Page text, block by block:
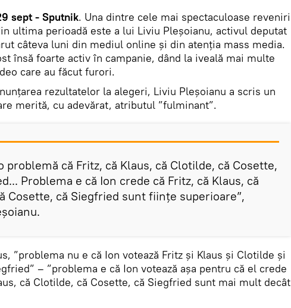
sept - Sputnik. Una dintre cele mai spectaculoase reveniri
ultima perioadă este a lui Liviu Pleșoianu, activul deputat
câteva luni din mediul online și din atenția mass media.
însă foarte activ în campanie, dând la iveală mai multe
care au făcut furori.
rezultatelor la alegeri, Liviu Pleșoianu a scris un
merită, cu adevărat, atributul ”fulminant”.
problemă că Fritz, că Klaus, că Clotilde, că Cosette,
Problema e că Ion crede că Fritz, că Klaus, că
Cosette, că Siegfried sunt ființe superioare”,
”problema nu e că Ion votează Fritz și Klaus și Clotilde și
– ”problema e că Ion votează așa pentru că el crede
că Clotilde, că Cosette, că Siegfried sunt mai mult decât